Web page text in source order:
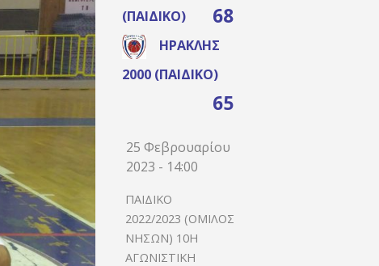
(ΠΑΙΔΙΚΌ)
68
ΗΡΑΚΛΉΣ
2000 (ΠΑΙΔΙΚΌ)
65
25 Φεβρουαρίου
2023 - 14:00
ΠΑΙΔΙΚΌ
2022/2023 (ΌΜΙΛΟΣ
ΝΉΣΩΝ) 10Η
ΑΓΩΝΙΣΤΙΚΉ